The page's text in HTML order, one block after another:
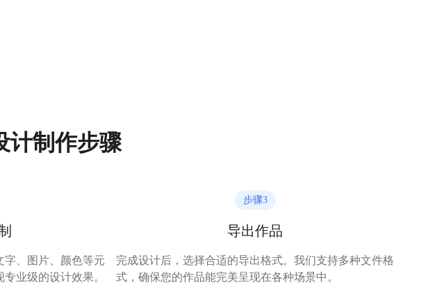
计制作步骤
、图片、颜色等元
业级的设计效果。
步骤3
导出作品
完成设计后，选择合适的导出格式。我们支持多种文件格
式，确保您的作品能完美呈现在各种场景中。